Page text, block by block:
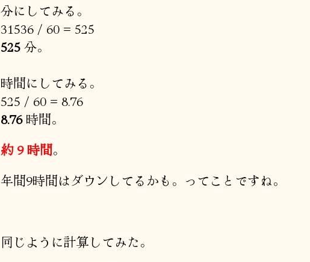
分にしてみる。
31536 / 60 = 525
525 分。
時間にしてみる。
525 / 60 = 8.76
8.76時間。
約 9 時間。
年間9時間はダウンしてるかも。ってことですね。
同じように計算してみた。